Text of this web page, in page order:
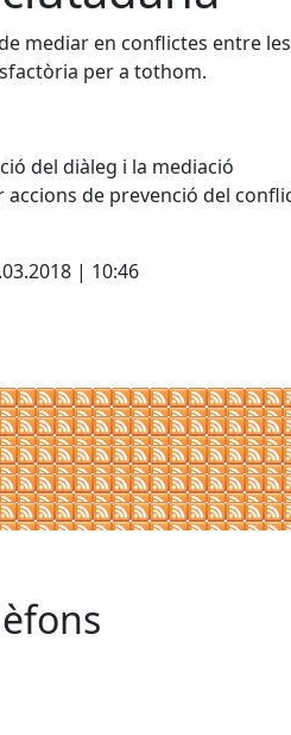
mediar en conflictes entre
per a tothom.
del diàleg i la mediació
accions de prevenció del
| 10:46